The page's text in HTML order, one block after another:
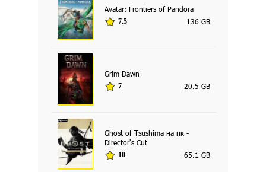
Avatar: Frontiers of Pandora
7.5 136 GB
Grim Dawn
7 20.5 GB
Ghost of Tsushima на пк -
Director's Cut
10 65.1 GB